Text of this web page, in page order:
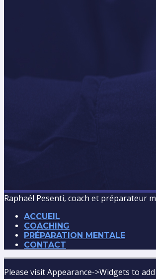
Raphaël Pesenti, coach et préparateur
ACCUEIL
COACHING
PRÉPARATION MENTALE
CONTACT
Please visit Appearance->Widgets to